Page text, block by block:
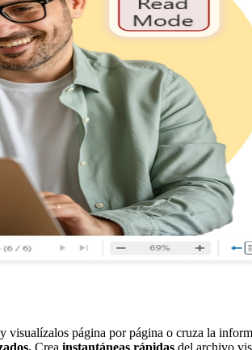
visualízalos página por página o cruza la
Crea instantáneas rápidas del archivo